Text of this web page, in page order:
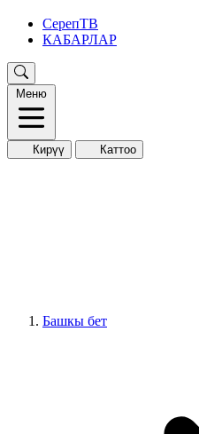
СерепТВ
КАБАРЛАР
Меню
Кирүү Каттоо
Башкы бет